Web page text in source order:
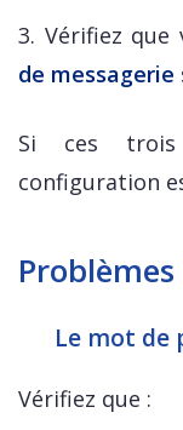
3. Vérifiez que
de messagerie
Si ces trois
configuration
Le mot de
Vérifiez que :